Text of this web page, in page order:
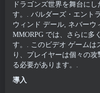
ドラゴンズ世界を舞台に
す。. バルダーズ・エント
ウィンド デール, ネバーウ
MMORPG では、さらに多
す。. このビデオ ゲームは
り、プレイヤーは個々の
る必要があります。.
導入